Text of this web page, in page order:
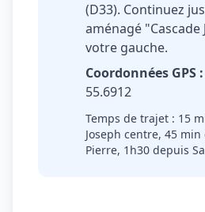
(D33). Continuez
aménagé
votre gauche.
Coordonnées GPS :
55.6912
Temps de trajet : 15
Joseph centre, 45
Pierre, 1h30 depuis